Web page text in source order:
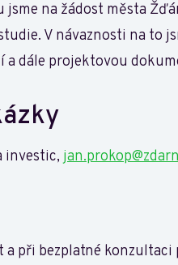
na žádost města
V návaznosti na to
dále projektovou
investic,
a při bezplatné